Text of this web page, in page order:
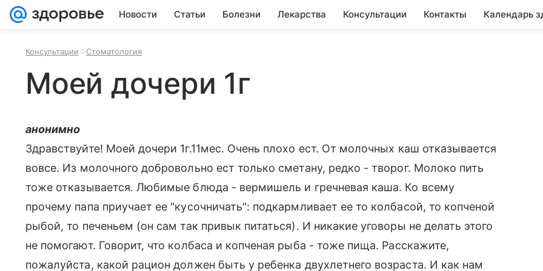
Новости Статьи Болезни Лекарства Консультации Контакты Календарь
Консультации Стоматология
Моей дочери 1г
анонимно
Здравствуйте! Моей дочери 1г.11мес. Очень плохо ест. От молочных каш отказывается
вовсе. Из молочного добровольно ест только сметану, редко - творог. Молоко пить
тоже отказывается. Любимые блюда - вермишель и гречневая каша. Ко всему
прочему папа приучает ее "кусочничать": подкармливает ее то колбасой, то копченой
рыбой, то печеньем (он сам так привык питаться). И никакие уговоры не делать этого
не помогают. Говорит, что колбаса и копченая рыба - тоже пища. Расскажите,
пожалуйста, какой рацион должен быть у ребенка двухлетнего возраста. И как нам